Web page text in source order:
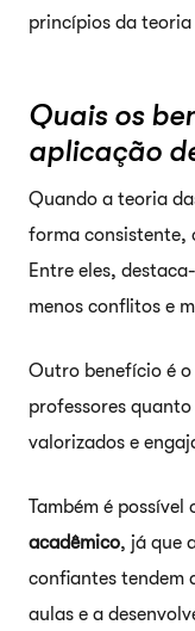
princípios da
Quais os
aplicação
Quando a teoria
forma consistente,
Entre eles,
menos conflitos e
Outro benefício é o
professores
valorizados e
Também é possível
acadêmico, já que
confiantes tendem
aulas e a